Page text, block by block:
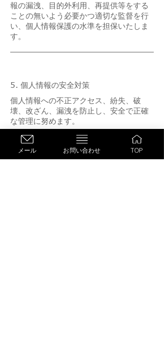
報の漏洩、目的外利用、再提供等をする
ことの無いよう必要かつ適切な監督を行
い、個人情報保護の水準を担保いたしま
す。
5. 個人情報の安全対策
個人情報への不正アクセス、紛失、破
壊、改ざん、漏洩を防止し、安全で正確
な管理に努めます。
メール お問い合わせ TOP